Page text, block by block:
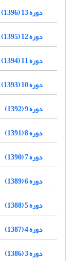
دوره 13 (1396)
دوره 12 (1395)
دوره 11 (1394)
دوره 10 (1393)
دوره 9 (1392)
دوره 8 (1391)
دوره 7 (1390)
دوره 6 (1389)
دوره 5 (1388)
دوره 4 (1387)
دوره 3 (1386)